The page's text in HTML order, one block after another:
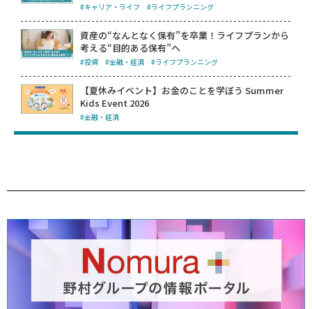
#キャリア・ライフ #ライフプランニング
資産の“なんとなく保有”を卒業！ライフプランから
考える“目的ある保有”へ
#投資 #金融・経済 #ライフプランニング
【夏休みイベント】お金のことを学ぼう Summer
Kids Event 2026
#金融・経済